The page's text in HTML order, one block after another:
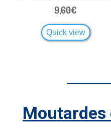
9,60€
Quick view
Moutardes